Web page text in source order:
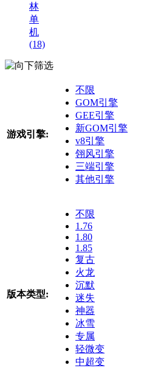
林
单
机
(18)
筛选
游戏引擎:
不限
GOM引擎
GEE引擎
新GOM引擎
v8引擎
翎风引擎
三端引擎
其他引擎
版本类型:
不限
1.76
1.80
1.85
复古
火龙
沉默
迷失
神器
冰雪
专属
轻微变
中超变